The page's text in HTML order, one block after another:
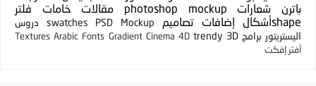
باترن
شعارات photoshop mockup مقالات خامات
فلتر
shapeأشكال
إضافات تصاميم PSD Mockup
swatches
دروس
اليستريتور برامج 3D
trendy
Cinema 4D
Gradient
Arabic Fonts
Textures
أفتر إفكت